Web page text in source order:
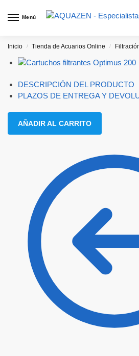
Menú
Inicio / Tienda de Acuarios Online /
DESCRIPCIÓN DEL PRODUCTO
PLAZOS DE ENTREGA Y
AÑADIR AL CARRITO